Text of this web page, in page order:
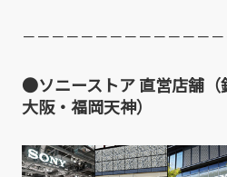
－－－－－－－－－－－－－
●ソニーストア 直営店舗（
大阪・福岡天神）